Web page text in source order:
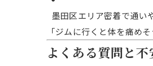
墨田区エリア密着で通い
「ジムに行くと体を痛め
よくある質問と不